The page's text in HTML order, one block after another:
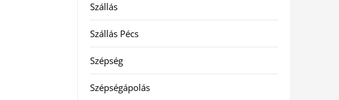
Szállás
Szállás Pécs
Szépség
Szépségápolás